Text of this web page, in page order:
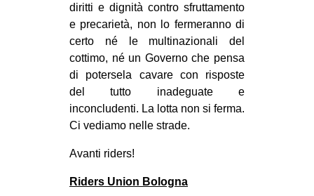
diritti e dignità contro sfruttamento
e precarietà, non lo fermeranno di
certo né le multinazionali del
cottimo, né un Governo che pensa
di potersela cavare con risposte
del tutto inadeguate e
inconcludenti. La lotta non si ferma.
Ci vediamo nelle strade.
Avanti riders!
Riders Union Bologna